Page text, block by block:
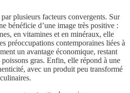
plusieurs facteurs convergents. Sur
bénéficie d’une image très positive :
en vitamines et en minéraux, elle
préoccupations contemporaines liées à
un avantage économique, restant
gras. Enfin, elle répond à une
avec un produit peu transformé